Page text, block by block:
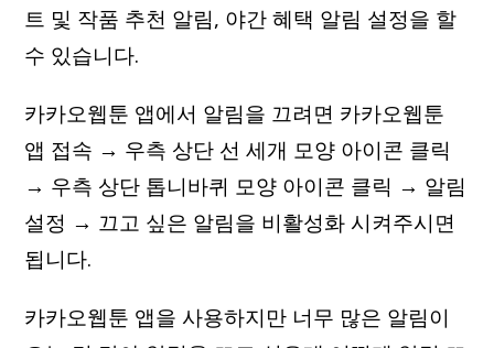
트 및 작품 추천 알림, 야간 혜택 알림 설정을 할
수 있습니다.
카카오웹툰 앱에서 알림을 끄려면 카카오웹툰
앱 접속 → 우측 상단 선 세개 모양 아이콘 클릭
→ 우측 상단 톱니바퀴 모양 아이콘 클릭 → 알림
설정 → 끄고 싶은 알림을 비활성화 시켜주시면
됩니다.
카카오웹툰 앱을 사용하지만 너무 많은 알림이